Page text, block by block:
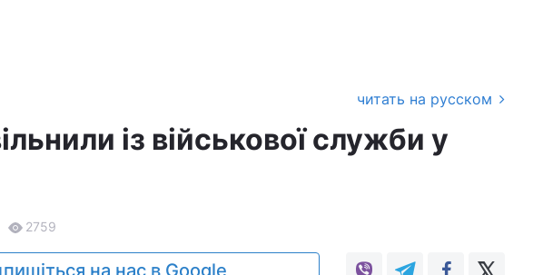
читать на русском
із військової служби у
2759